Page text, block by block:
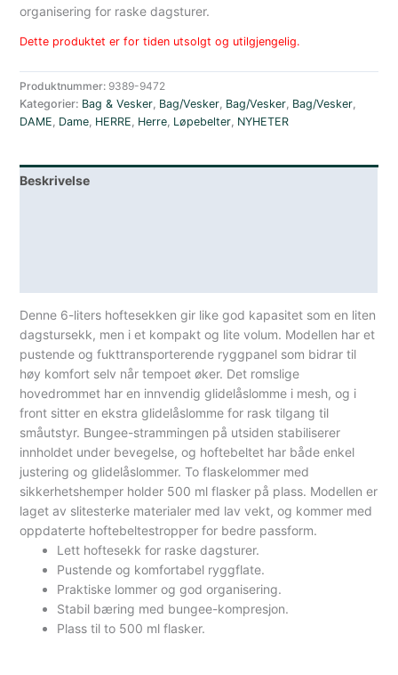
organisering for raske dagsturer.
Dette produktet er for tiden utsolgt og utilgjengelig.
Produktnummer: 9389-9472
Kategorier: Bag & Vesker, Bag/Vesker, Bag/Vesker, Bag/Vesker,
DAME, Dame, HERRE, Herre, Løpebelter, NYHETER
Beskrivelse
Denne 6-liters hoftesekken gir like god kapasitet som en liten
dagstursekk, men i et kompakt og lite volum. Modellen har et
pustende og fukttransporterende ryggpanel som bidrar til
høy komfort selv når tempoet øker. Det romslige
hovedrommet har en innvendig glidelåslomme i mesh, og i
front sitter en ekstra glidelåslomme for rask tilgang til
småutstyr. Bungee-strammingen på utsiden stabiliserer
innholdet under bevegelse, og hoftebeltet har både enkel
justering og glidelåslommer. To flaskelommer med
sikkerhetshemper holder 500 ml flasker på plass. Modellen er
laget av slitesterke materialer med lav vekt, og kommer med
oppdaterte hoftebeltestropper for bedre passform.
Lett hoftesekk for raske dagsturer.
Pustende og komfortabel ryggflate.
Praktiske lommer og god organisering.
Stabil bæring med bungee-kompresjon.
Plass til to 500 ml flasker.